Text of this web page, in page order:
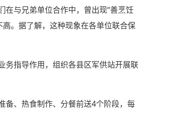
在与兄弟单位合作中，曾出现“善烹饪
。据了解，这种现象在各单位联合保
务指导作用，组织各县区军供站开展联
备、热食制作、分餐前送4个阶段，每